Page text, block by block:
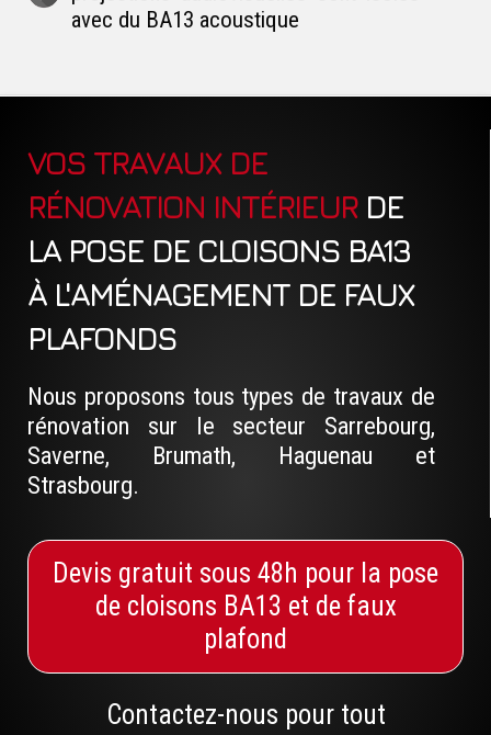
avec du BA13 acoustique
VOS TRAVAUX DE
RÉNOVATION INTÉRIEUR DE
LA POSE DE CLOISONS BA13
À L'AMÉNAGEMENT DE FAUX
PLAFONDS
Nous proposons tous types de travaux de
rénovation sur le secteur Sarrebourg,
Saverne, Brumath, Haguenau et
Strasbourg.
Devis gratuit sous 48h pour la pose
de cloisons BA13 et de faux
plafond
Contactez-nous pour tout